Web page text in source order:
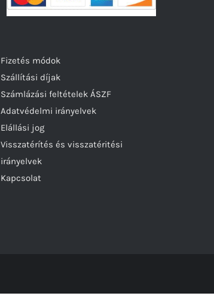
Fizetés módok
Szállítási díjak
Számlázási feltételek ÁSZF
Adatvédelmi irányelvek
Elállási jog
Visszatérítés és visszatéritési
irányelvek
Kapcsolat